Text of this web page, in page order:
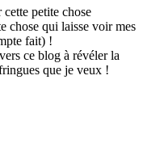
petite chose
chose qui laisse voir mes
fait) !
ce blog à révéler la
que je veux !